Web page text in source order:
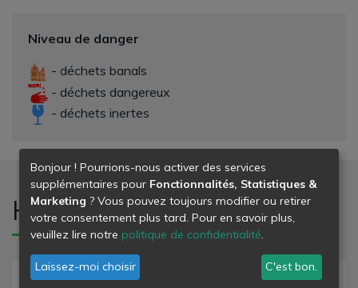
Niveau de danger
- déchets banals
- déchets dangereux
- déchets inertes
Horaires d'ouverture
Fermée ce jour
Bonjour ! Pourrions-nous activer des services
supplémentaires pour Fonctionnalités, Statistiques &
Marketing ? Vous pouvez toujours modifier ou retirer
votre consentement plus tard. Pour en savoir plus,
veuillez lire notre politique de confidentialité.
Laissez-moi choisir C'est bon.